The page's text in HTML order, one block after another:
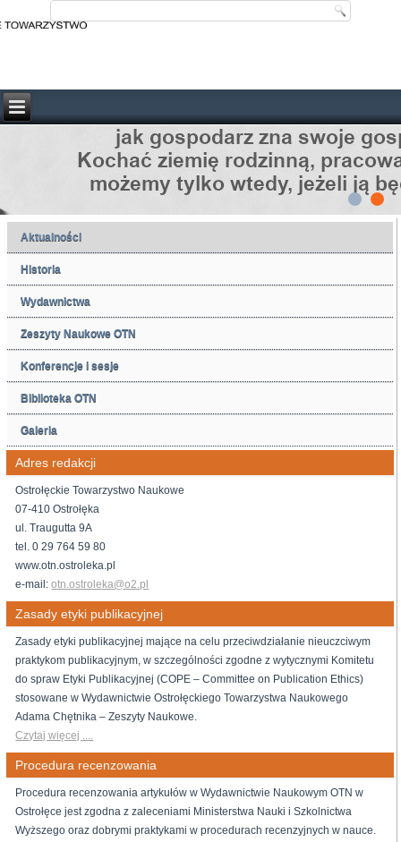
Aktualności
Historia
Wydawnictwa
Zeszyty Naukowe OTN
Konferencje i sesje
Biblioteka OTN
Galeria
Adres redakcji
Ostrołęckie Towarzystwo Naukowe
07-410 Ostrołęka
ul. Traugutta 9A
tel. 0 29 764 59 80
www.otn.ostroleka.pl
e-mail:otn.ostroleka@o2.pl
Zasady etyki publikacyjnej
Zasady etyki publikacyjnej mające na celu przeciwdziałanie nieuczciwym
praktykom publikacyjnym, w szczególności zgodne z wytycznymi Komitetu
do spraw Etyki Publikacyjnej (COPE – Committee on Publication Ethics)
stosowane w Wydawnictwie Ostrołęckiego Towarzystwa Naukowego
Adama Chętnika – Zeszyty Naukowe.
Czytaj więcej ....
Procedura recenzowania
Procedura recenzowania artykułów w Wydawnictwie Naukowym OTN w
Ostrołęce jest zgodna z zaleceniami Ministerstwa Nauki i Szkolnictwa
Wyższego oraz dobrymi praktykami w procedurach recenzyjnych w nauce.